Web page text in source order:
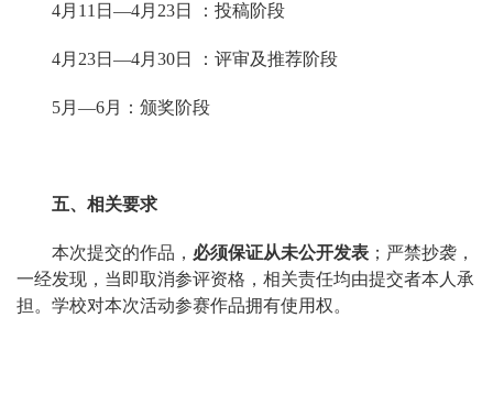
4月11日—4月23日 ：投稿阶段
4月23日—4月30日 ：评审及推荐阶段
5月—6月：颁奖阶段
五、相关要求
本次提交的作品， 必须保证从未公开发表 ；严禁抄袭，
一经发现，当即取消参评资格，相关责任均由提交者本人承
担。学校对本次活动参赛作品拥有使用权。